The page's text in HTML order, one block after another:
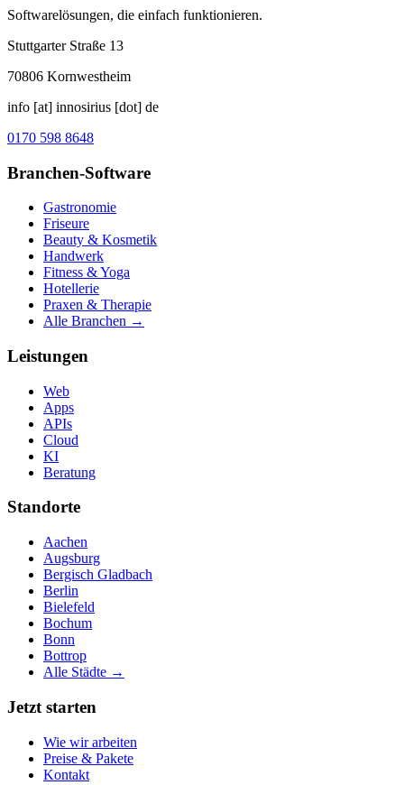
Softwarelösungen, die einfach funktionieren.
Stuttgarter Straße 13
70806 Kornwestheim
info [at] innosirius [dot] de
0170 598 8648
Branchen-Software
Gastronomie
Friseure
Beauty & Kosmetik
Handwerk
Fitness & Yoga
Hotellerie
Praxen & Therapie
Alle Branchen →
Leistungen
Web
Apps
APIs
Cloud
KI
Beratung
Standorte
Aachen
Augsburg
Bergisch Gladbach
Berlin
Bielefeld
Bochum
Bonn
Bottrop
Alle Städte →
Jetzt starten
Wie wir arbeiten
Preise & Pakete
Kontakt